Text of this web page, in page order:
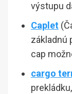
výstupu
Caplet
základnú
cap
cargo